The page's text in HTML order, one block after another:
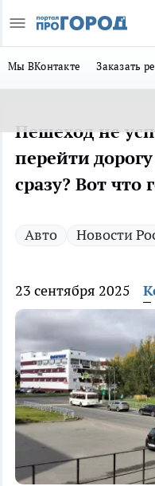
Мы ВКонтакте Заказать
Пешеход не
перейти
сразу? Вот
Авто Новости
23 сентября 2025